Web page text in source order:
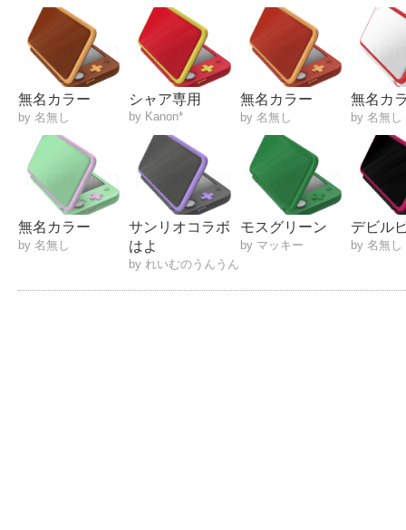
無名カラー
by 名無し
シャア専用
by Kanon*
無名カラー
by 名無し
無名カ
by 名無し
無名カラー
by 名無し
サンリオコラボ
はよ
by れいむのうんうん
モスグリーン
by マッキー
デビル
by 名無し